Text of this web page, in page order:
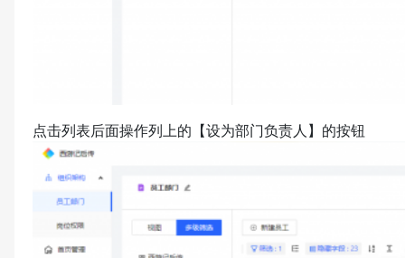
点击列表后面操作列上的【设为部门负责人】的按钮